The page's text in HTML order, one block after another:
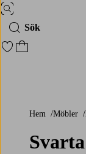
Bildsök
Sök
Gå tillGå till
Hem Möbler